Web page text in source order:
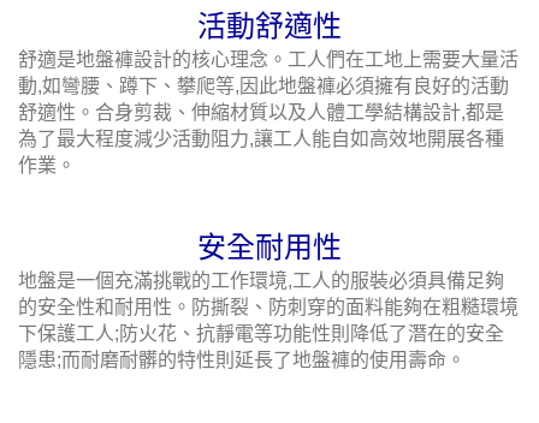
活動舒適性
舒適是地盤褲設計的核心理念。工人們在工地上需要大量活
動,如彎腰、蹲下、攀爬等,因此地盤褲必須擁有良好的活動
舒適性。合身剪裁、伸縮材質以及人體工學結構設計,都是
為了最大程度減少活動阻力,讓工人能自如高效地開展各種
作業。
安全耐用性
地盤是一個充滿挑戰的工作環境,工人的服裝必須具備足夠
的安全性和耐用性。防撕裂、防刺穿的面料能夠在粗糙環境
下保護工人;防火花、抗靜電等功能性則降低了潛在的安全
隱患;而耐磨耐髒的特性則延長了地盤褲的使用壽命。